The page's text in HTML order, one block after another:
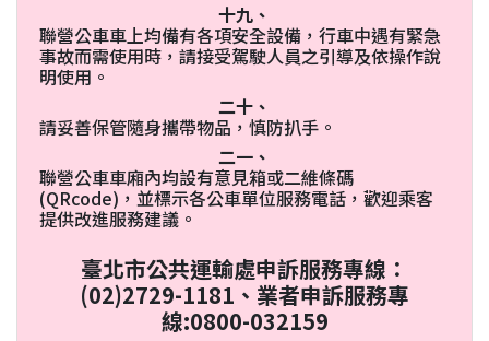
十九、
聯營公車車上均備有各項安全設備，行車中遇有緊急
事故而需使用時，請接受駕駛人員之引導及依操作說
明使用。
二十、
請妥善保管隨身攜帶物品，慎防扒手。
二一、
聯營公車車廂內均設有意見箱或二維條碼
(QRcode)，並標示各公車單位服務電話，歡迎乘客
提供改進服務建議。
臺北市公共運輸處申訴服務專線：
(02)2729-1181、業者申訴服務專
線:0800-032159